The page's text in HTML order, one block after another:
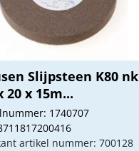
Slijpsteen K80 nk
20 x 15m...
1740707
artikel nummer: 700128